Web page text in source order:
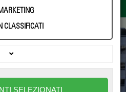
CLASSIFICATI
SELEZIONATI